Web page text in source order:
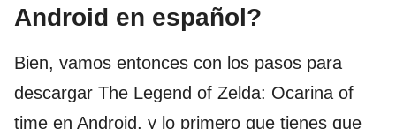
Android en español?
Bien, vamos entonces con los pasos para
descargar The Legend of Zelda: Ocarina of
time en Android, y lo primero que tienes que